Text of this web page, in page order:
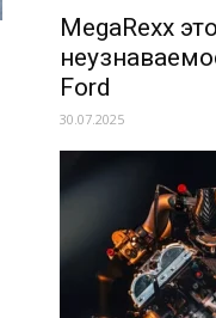
MegaRexx
Ford
30.07.2025